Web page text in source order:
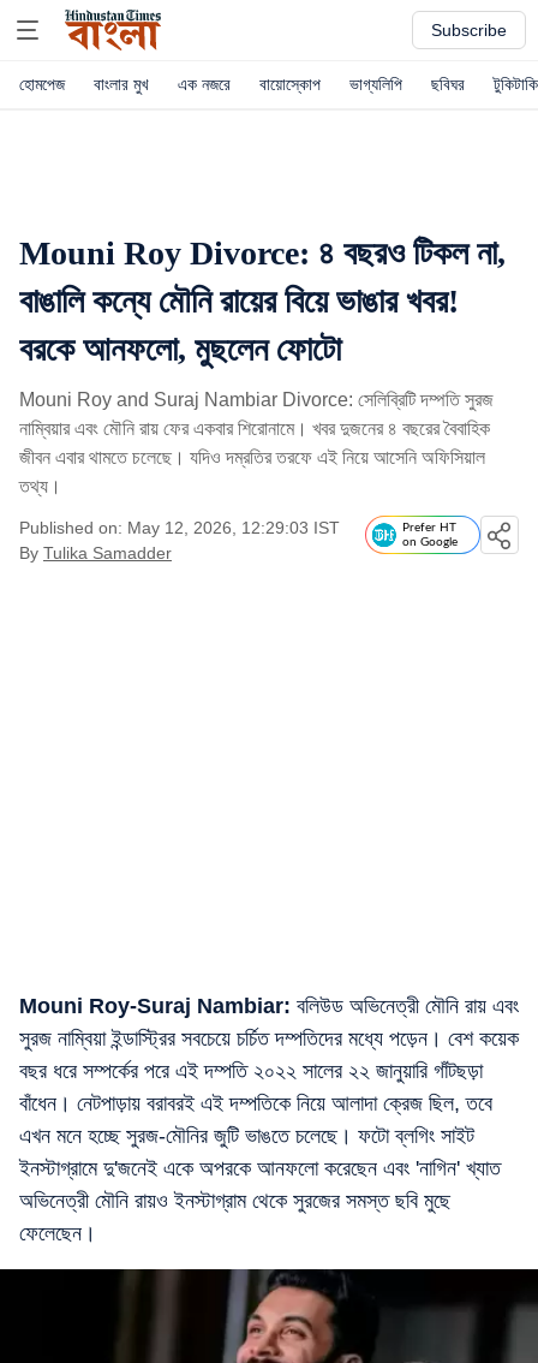
Subscribe
হোমপেজ বাংলার মুখ এক নজরে বায়োস্কোপ ভাগ্যলিপি ছবিঘর টুকিটাকি
Mouni Roy Divorce: ৪ বছরও টিকল না,
বাঙালি কন্যে মৌনি রায়ের বিয়ে ভাঙার খবর!
বরকে আনফলো, মুছলেন ফোটো
Mouni Roy and Suraj Nambiar Divorce: সেলিব্রিটি দম্পতি সুরজ
নাম্বিয়ার এবং মৌনি রায় ফের একবার শিরোনামে। খবর দুজনের ৪ বছরের বৈবাহিক
জীবন এবার থামতে চলেছে। যদিও দম্রতির তরফে এই নিয়ে আসেনি অফিসিয়াল
তথ্য।
Published on: May 12, 2026, 12:29:03 IST
By Tulika Samadder
Prefer HT
on Google
Mouni Roy-Suraj Nambiar: বলিউড অভিনেত্রী মৌনি রায় এবং
সুরজ নাম্বিয়া ইন্ডাস্ট্রির সবচেয়ে চর্চিত দম্পতিদের মধ্যে পড়েন। বেশ কয়েক
বছর ধরে সম্পর্কের পরে এই দম্পতি ২০২২ সালের ২২ জানুয়ারি গাঁটছড়া
বাঁধেন। নেটপাড়ায় বরাবরই এই দম্পতিকে নিয়ে আলাদা ক্রেজ ছিল, তবে
এখন মনে হচ্ছে সুরজ-মৌনির জুটি ভাঙতে চলেছে। ফটো ব্লগিং সাইট
ইনস্টাগ্রামে দু'জনেই একে অপরকে আনফলো করেছেন এবং 'নাগিন' খ্যাত
অভিনেত্রী মৌনি রায়ও ইনস্টাগ্রাম থেকে সুরজের সমস্ত ছবি মুছে
ফেলেছেন।